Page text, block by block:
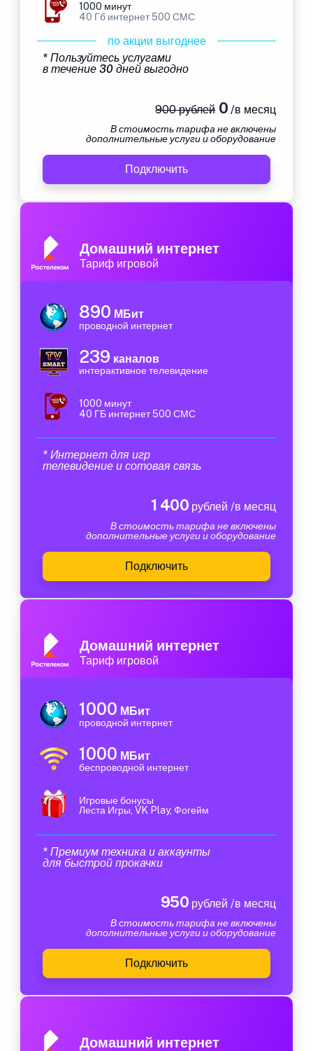
1000 минут
40 Гб интернет 500 СМС
по акции выгоднее
* Пользуйтесь услугами
в течение 30 дней выгодно
900 рублей0 /в месяц
В стоимость тарифа не включены
дополнительные услуги и оборудование
Подключить
Домашний интернет
Тариф игровой
890 МБит
проводной интернет
239 каналов
интерактивное телевидение
1000 минут
40 ГБ интернет 500 СМС
* Интернет для игр
телевидение и сотовая связь
1 400 рублей /в месяц
В стоимость тарифа не включены
дополнительные услуги и оборудование
Подключить
Домашний интернет
Тариф игровой
1000 МБит
проводной интернет
1000 МБит
беспроводной интернет
Игровые бонусы
Леста Игры, VK Play, Фогейм
* Премиум техника и аккаунты
для быстрой прокачки
950 рублей /в месяц
В стоимость тарифа не включены
дополнительные услуги и оборудование
Подключить
Домашний интернет